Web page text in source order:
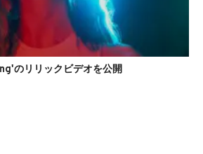
のリリックビデオを公開